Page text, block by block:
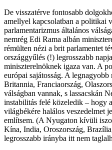
De visszatérve fontosabb
amellyel kapcsolatban a politikai
parlamentarizmus általános
nemrég Edi Rama albán
rémülten nézi a brit parlamentet
országgyűlés (!) legrosszabb
miniszterelnöknek igaza van. A
európai sajátosság. A
Britannia, Franciaország,
válságban vannak, s lassacskán
instabilitás felé közeledik – hogy
világbékére halálos veszedelmet
említsem. (A Nyugaton kívüli
Kína, India, Oroszország,
legrosszabb irányba itt nem